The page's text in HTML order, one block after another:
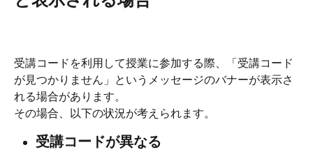
受講コードを利用して授業に参加する際、「受講コード
が見つかりません」というメッセージのバナーが表示さ
れる場合があります。
その場合、以下の状況が考えられます。
受講コードが異なる